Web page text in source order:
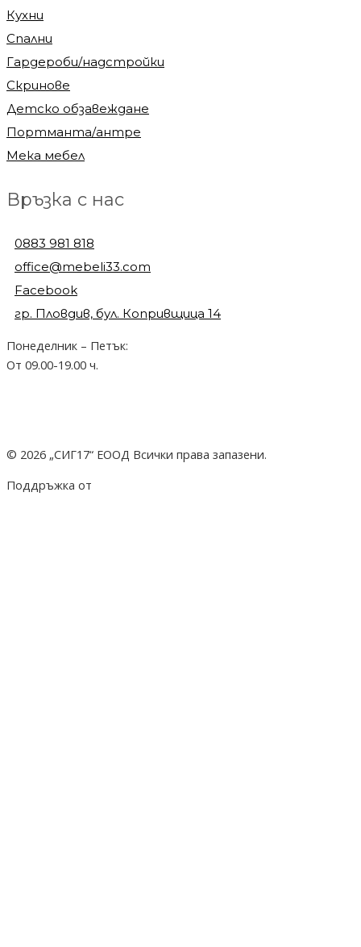
Кухни
Спални
Гардероби/надстройки
Скринове
Детско обзавеждане
Портманта/антре
Мека мебел
Връзка с нас
0883 981 818
office@mebeli33.com
Facebook
гр. Пловдив, бул. Копривщица 14
Понеделник – Петък:
От 09.00-19.00 ч.
© 2026 „СИГ17“ ЕООД Всички права запазени.
Поддръжка от